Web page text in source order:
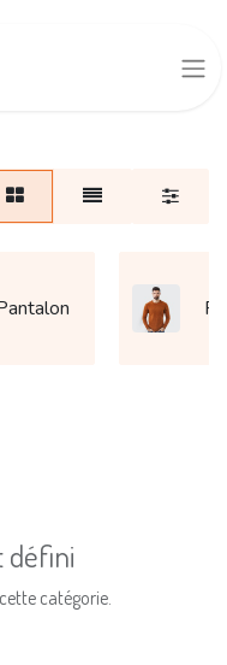
défini
catégorie.